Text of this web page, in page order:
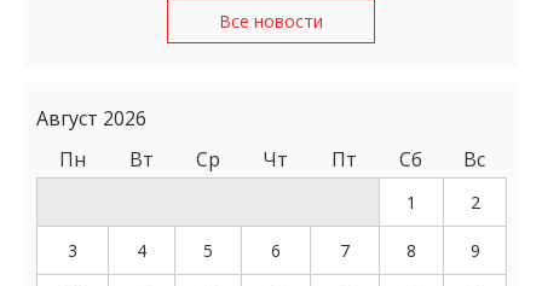
Все новости
Август 2026
Пн
Вт Ср Чт Пт Сб Вс
1 2
3 4 5 6 7 8 9